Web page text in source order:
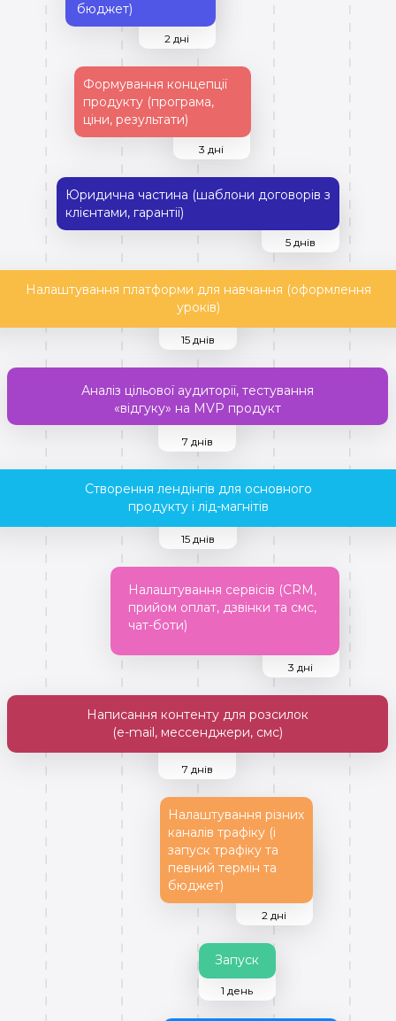
5 днів
7 днів
7 днів
15 днів
2 дні
1 день
3 дні
3 дні
Юридична частина (шаблони договорів з
клієнтами, гарантії)
Аналіз цільової аудиторії, тестування
«відгуку» на MVP продукт
Написання контенту для розсилок
(e-mail, мессенджери, смс)
Налаштування платформи для навчання (оформлення
уроків)
Створення лендінгів для основного
продукту і лід-магнітів
бюджет)
Налаштування різних
каналів трафіку (і
запуск трафіку та
певний термін та
бюджет)
Запуск
Формування концепції
продукту (програма,
ціни, результати)
Налаштування сервісів (CRM,
прийом оплат, дзвінки та смс,
чат-боти)
15 днів
2 дні